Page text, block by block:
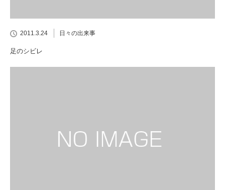
2011.3.24 日々の出来事
足のシビレ